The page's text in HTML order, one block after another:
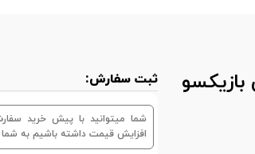
350 گرمی بازیکسو
ثبت سفارش:
شما میتوانید با پیش خرید
افزایش قیمت داشته باشیم به شما